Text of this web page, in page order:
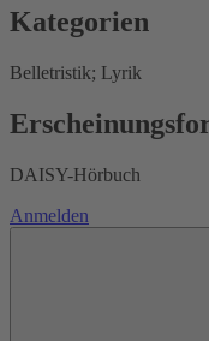
Kategorien
Belletristik; Lyrik
DAISY-Hörbuch
Anmelden